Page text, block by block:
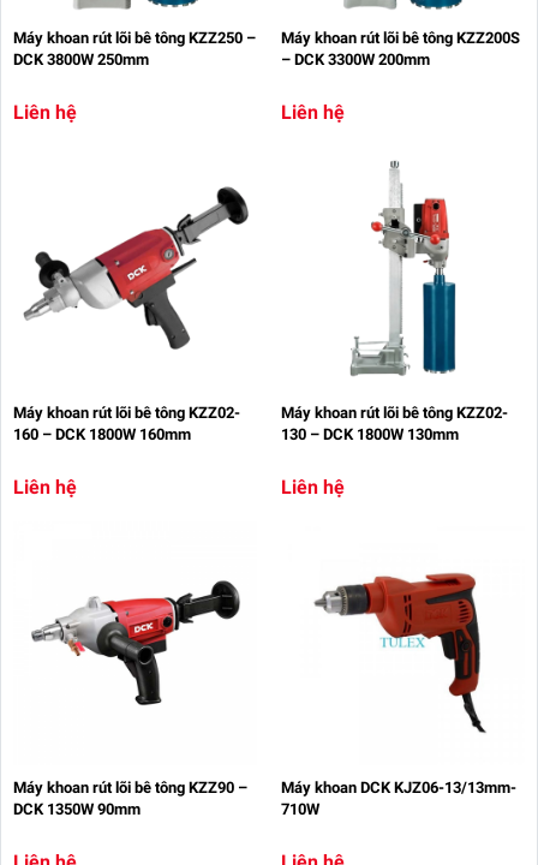
Máy khoan rút lõi bê tông KZZ250 –
DCK 3800W 250mm
Liên hệ
Máy khoan rút lõi bê tông KZZ200S
– DCK 3300W 200mm
Liên hệ
Máy khoan rút lõi bê tông KZZ02-
160 – DCK 1800W 160mm
Liên hệ
Máy khoan rút lõi bê tông KZZ02-
130 – DCK 1800W 130mm
Liên hệ
Máy khoan rút lõi bê tông KZZ90 –
DCK 1350W 90mm
Máy khoan DCK KJZ06-13/13mm-
710W